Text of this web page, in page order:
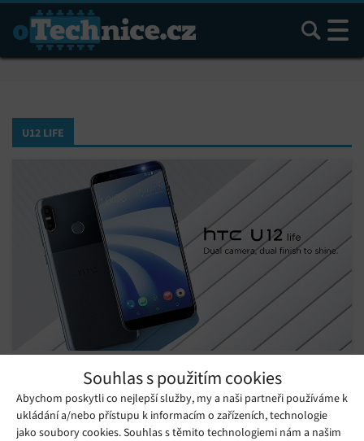
Souhlas s použitím cookies
Abychom poskytli co nejlepší služby, my a naši partneři používáme k
ukládání a/nebo přístupu k informacím o zařízeních, technologie
jako soubory cookies. Souhlas s těmito technologiemi nám a našim
Hledat
U12 LIFE
HTC představilo smartphone HTC U12 life
Čtvrtek 30. 08. 2018 Redakce
Společnost HTC představila na IFA 2018 nový smartphone
střední třídy HTC U12 life.